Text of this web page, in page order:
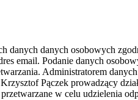
danych danych osobowych
email. Podanie danych
Administratorem
Pączek prowadzący
w celu udzielenia